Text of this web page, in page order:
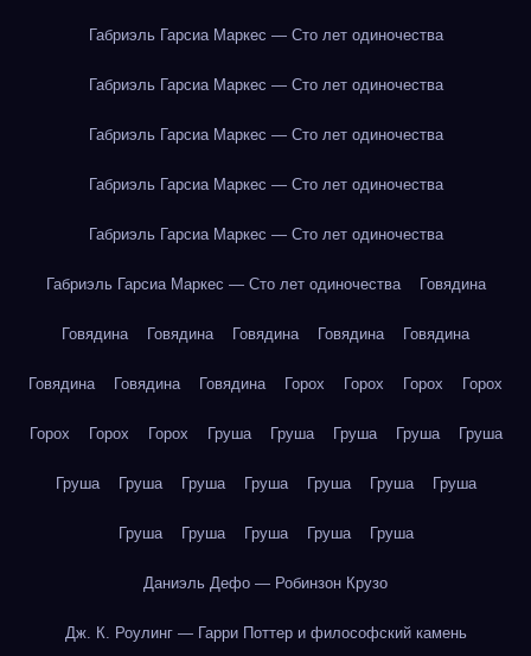
Габриэль Гарсиа Маркес — Сто лет одиночества
Габриэль Гарсиа Маркес — Сто лет одиночества
Габриэль Гарсиа Маркес — Сто лет одиночества
Габриэль Гарсиа Маркес — Сто лет одиночества
Габриэль Гарсиа Маркес — Сто лет одиночества
Габриэль Гарсиа Маркес — Сто лет одиночества Говядина
Говядина Говядина Говядина Говядина Говядина
Говядина Говядина Говядина Горох Горох Горох Горох
Горох Горох Горох Груша Груша Груша Груша Груша
Груша Груша Груша Груша Груша Груша Груша
Груша Груша Груша Груша Груша
Даниэль Дефо — Робинзон Крузо
Дж. К. Роулинг — Гарри Поттер и философский камень